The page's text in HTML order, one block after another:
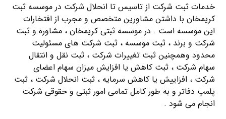
خدمات ثبت شرکت از تاسیس تا انحلال شرکت در موسسه ثبت
کریمخان با داشتن مشاورین متخصص و مجرب از افتخارات
این موسسه است . در موسسه ثبتی کریمخان ، مشاوره و ثبت
شرکت و برند ، ثبت موسسه ، ثبت شرکت های مسئولیت
محدود وهمچنین ثبت تغییرات شرکت ، ثبت نقل و انتقال
سهام شرکت ، ثبت کاهش یا افزایش میزان سهام اعضای
شرکت ، افزاییش یا کاهش سرمایه ، ثبت انحلال شرکت ، ثبت
پلمپ دفاتر و به طور کامل تمامی امور ثبتی و حقوقی شرکت
انجام می شود .